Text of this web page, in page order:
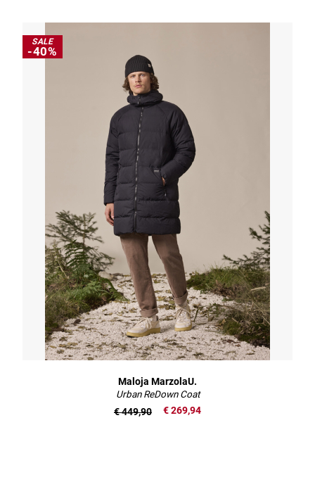
SALE
-40%
Maloja MarzolaU.
Urban ReDown Coat
€ 269,94
€ 449,90